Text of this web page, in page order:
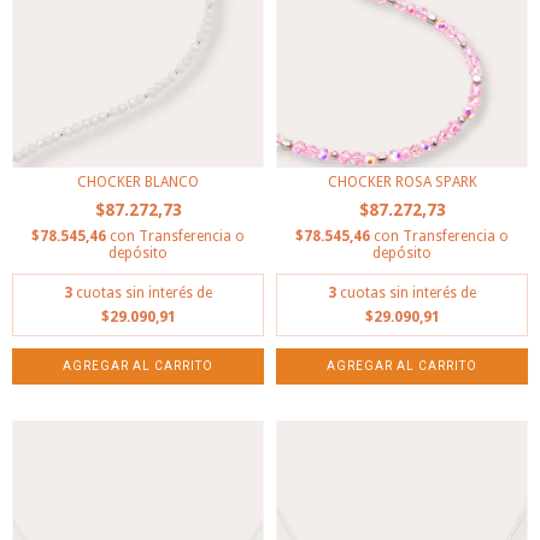
CHOCKER BLANCO
$87.272,73
$78.545,46 con Transferencia o
depósito
3 cuotas sin interés de
$29.090,91
CHOCKER ROSA SPARK
$87.272,73
$78.545,46 con Transferencia o
depósito
3 cuotas sin interés de
$29.090,91